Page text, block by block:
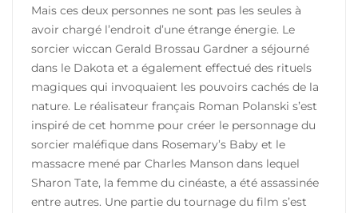
Mais ces deux personnes ne sont pas les seules à
avoir chargé l’endroit d’une étrange énergie. Le
sorcier wiccan Gerald Brossau Gardner a séjourné
dans le Dakota et a également effectué des rituels
magiques qui invoquaient les pouvoirs cachés de la
nature. Le réalisateur français Roman Polanski s’est
inspiré de cet homme pour créer le personnage du
sorcier maléfique dans Rosemary’s Baby et le
massacre mené par Charles Manson dans lequel
Sharon Tate, la femme du cinéaste, a été assassinée
entre autres. Une partie du tournage du film s’est